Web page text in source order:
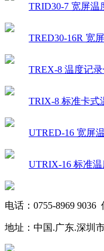
TRID30-7 宽屏温
TRED30-16R 宽
TREX-8 温度记
TRIX-8 标准卡式
UTRED-16 宽屏
UTRIX-16 标准
电话：0755-8969 9036
地址：中国.广东.深圳